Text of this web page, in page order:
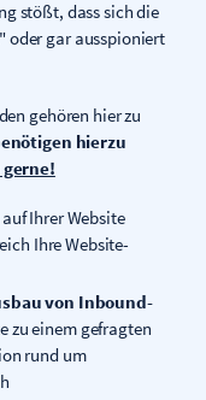
stößt, dass sich die
oder gar ausspioniert
gehören hier zu
hierzu
Ihrer Website
Ihre Website-
von Inbound-
zu einem gefragten
rund um